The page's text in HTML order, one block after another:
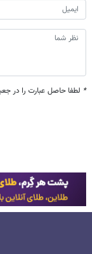
* لطفا حاصل عبارت را در